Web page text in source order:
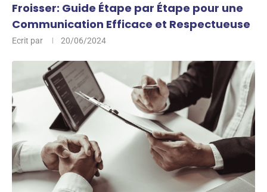
Froisser: Guide Étape par Étape pour une
Communication Efficace et Respectueuse
Ecrit par 20/06/2024